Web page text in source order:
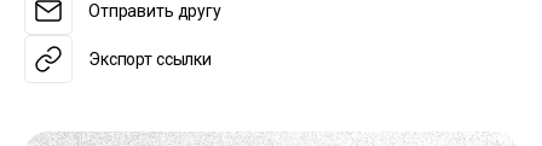
Отправить другу
Экспорт ссылки